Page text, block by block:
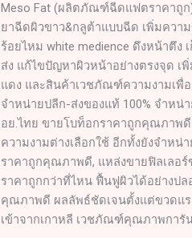
Meso Fat (ผลิตภัณฑ์ฉีดแฟตราคาถูก
ยาฉีดผิวขาว&กลูต้าแบบฉีด เพิ่มควา
ร้อยไหม white medience ดึงหน้าตึง
ส่ง แก้ไขปัญหาผิวหน้าอย่างตรงจุด เ
แดง และสินค้าเวชภัณฑ์ความงามเพื่
จำหน่ายปลีก-ส่งของแท้ 100% จำหน่
อย.ไทย ขายโบท็อกราคาถูกคุณภาพ
ความงามต่างเลือกใช้ อีกทั้งยังจำห
ราคาถูกคุณภาพดี, แหล่งขายฟิลเลอ
ราคาถูกกว่าที่ไหน ฟื้นฟูผิวได้อย่างป
คุณภาพดี ผลลัพธ์ชัดเจนตั้งแต่ขวดแร
เข้าจากเกาหลี เวชภัณฑ์คุณภาพการั